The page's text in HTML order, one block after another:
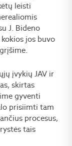
leisti
J. Bideno
jos buvo
įvykių JAV ir
skirtas
gyventi
prisiimti tam
procesus,
tais